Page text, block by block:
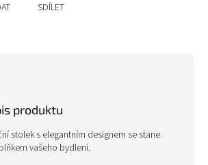
SDÍLET
produktu
stolek s elegantním designem se stane
vašeho bydlení.